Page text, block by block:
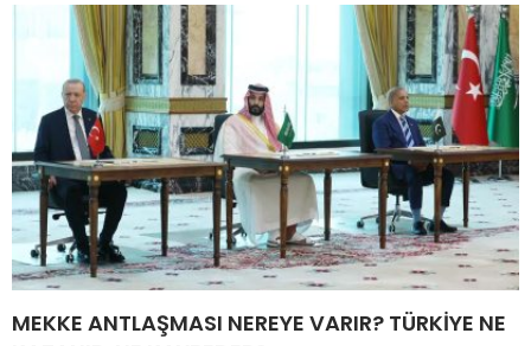
MEKKE ANTLAŞMASI NEREYE VARIR? TÜRKİYE NE